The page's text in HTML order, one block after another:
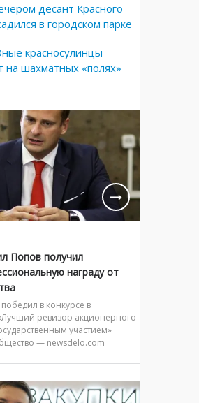
десант Красного
в городском парке
красносулинцы
шахматных «полях»
Попов получил
награду от
в конкурсе в
ревизор акционерного
участием»
— newsdelo.com